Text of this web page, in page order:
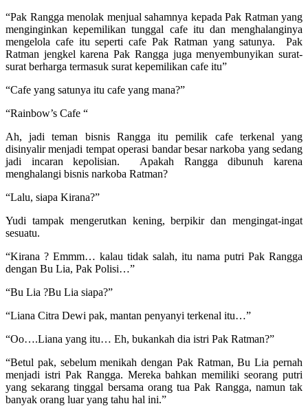
“Pak Rangga menolak menjual sahamnya kepada Pak Ratman yang
menginginkan kepemilikan tunggal cafe itu dan menghalanginya
mengelola cafe itu seperti cafe Pak Ratman yang satunya. Pak
Ratman jengkel karena Pak Rangga juga menyembunyikan surat-
surat berharga termasuk surat kepemilikan cafe itu”
“Cafe yang satunya itu cafe yang mana?”
“Rainbow’s Cafe “
Ah, jadi teman bisnis Rangga itu pemilik cafe terkenal yang
disinyalir menjadi tempat operasi bandar besar narkoba yang sedang
jadi incaran kepolisian. Apakah Rangga dibunuh karena
menghalangi bisnis narkoba Ratman?
“Lalu, siapa Kirana?”
Yudi tampak mengerutkan kening, berpikir dan mengingat-ingat
sesuatu.
“Kirana ? Emmm… kalau tidak salah, itu nama putri Pak Rangga
dengan Bu Lia, Pak Polisi…”
“Bu Lia ?Bu Lia siapa?”
“Liana Citra Dewi pak, mantan penyanyi terkenal itu…”
“Oo….Liana yang itu… Eh, bukankah dia istri Pak Ratman?”
“Betul pak, sebelum menikah dengan Pak Ratman, Bu Lia pernah
menjadi istri Pak Rangga. Mereka bahkan memiliki seorang putri
yang sekarang tinggal bersama orang tua Pak Rangga, namun tak
banyak orang luar yang tahu hal ini.”